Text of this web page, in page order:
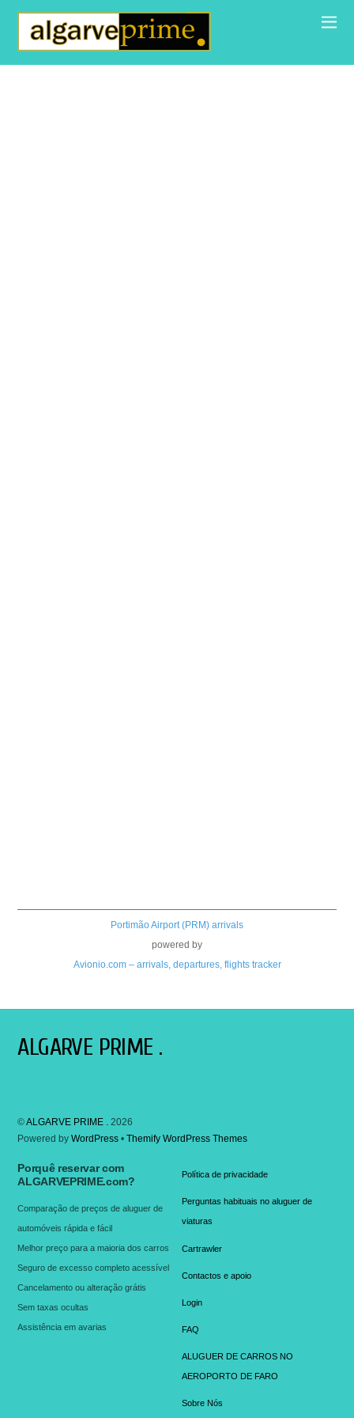
Portimão Airport (PRM) arrivals
powered by
Avionio.com – arrivals, departures, flights tracker
ALGARVE PRIME .
©ALGARVE PRIME .
2026
Powered byWordPress •Themify WordPress Themes
Porquê reservar com
ALGARVEPRIME.com?
Comparação de preços de aluguer de
automóveis rápida e fácil
Melhor preço para a maioria dos carros
Seguro de excesso completo acessível
Cancelamento ou alteração grátis
Sem taxas ocultas
Assistência em avarias
Política de privacidade
Perguntas habituais no aluguer de
viaturas
Cartrawler
Contactos e apoio
Login
FAQ
ALUGUER DE CARROS NO
AEROPORTO DE FARO
Sobre Nós